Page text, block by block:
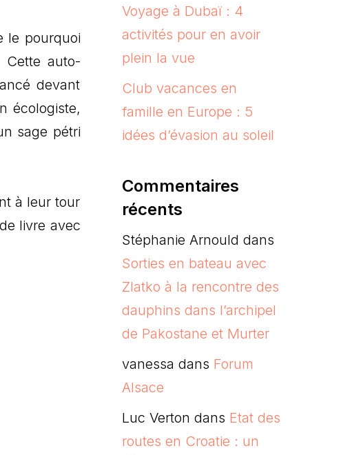
le pourquoi
Cette auto-
devant
écologiste,
sage pétri
à leur tour
livre avec
Voyage à Dubaï : 4
activités pour en avoir
plein la vue
Club vacances en
famille en Europe : 5
idées d’évasion au soleil
Commentaires
récents
Stéphanie Arnould dans
Sorties en bateau avec
Zlatko à la rencontre des
dauphins dans l’archipel
de Pakostane et Murter
vanessa dans Forum
Alsace
Luc Verton dans Etat des
routes en Croatie : un